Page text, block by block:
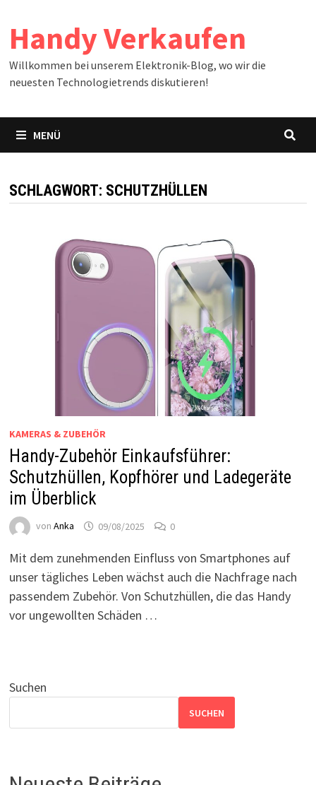
Inhalt
springen
Handy Verkaufen
Willkommen bei unserem Elektronik-Blog, wo wir die
neuesten Technologietrends diskutieren!
MENÜ
SCHLAGWORT: SCHUTZHÜLLEN
KAMERAS & ZUBEHÖR
Handy-Zubehör Einkaufsführer:
Schutzhüllen, Kopfhörer und Ladegeräte
im Überblick
von Anka 09/08/2025 0
Mit dem zunehmenden Einfluss von Smartphones auf
unser tägliches Leben wächst auch die Nachfrage nach
passendem Zubehör. Von Schutzhüllen, die das Handy
vor ungewollten Schäden …
Suchen
SUCHEN